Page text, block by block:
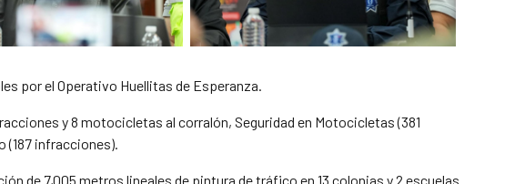
por el Operativo Huellitas de Esperanza.
y 8 motocicletas al corralón, Seguridad en Motocicletas (381
(187 infracciones).
de 7,005 metros lineales de pintura de tráfico en 13 colonias y 2 escuelas